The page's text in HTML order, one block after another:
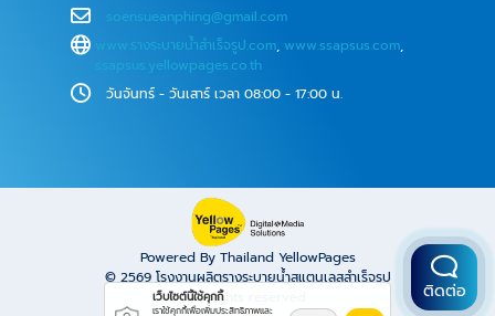
soensueanphing@gmail.com
www.รางระบายน้ําสําเร็จรูป.com, www.ssapsus.com,
ssapsus.yellowpages.co.th
วันจันทร์ - วันเสาร์ เวลา 08:00 - 17:00 น.
Powered By Thailand YellowPages
© 2569โรงงานผลิตรางระบายน้ำสแตนเลสสำเร็จรูป
All rights reserved.
ติดต่อ
เว็บไซต์นี้ใช้คุกกี้
เราใช้คุกกี้เพื่อเพิ่มประสิทธิภาพและ